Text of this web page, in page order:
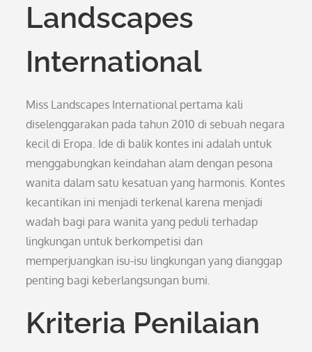
Landscapes
International
Miss Landscapes International pertama kali
diselenggarakan pada tahun 2010 di sebuah negara
kecil di Eropa. Ide di balik kontes ini adalah untuk
menggabungkan keindahan alam dengan pesona
wanita dalam satu kesatuan yang harmonis. Kontes
kecantikan ini menjadi terkenal karena menjadi
wadah bagi para wanita yang peduli terhadap
lingkungan untuk berkompetisi dan
memperjuangkan isu-isu lingkungan yang dianggap
penting bagi keberlangsungan bumi.
Kriteria Penilaian